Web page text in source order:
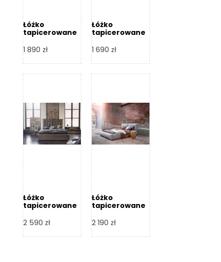
Łóżko
tapicerowane
Design
1 890 zł
Łóżko
tapicerowane
Design
1 690 zł
Łóżko
tapicerowane
Design
2 590 zł
Łóżko
tapicerowane
Design
2 190 zł